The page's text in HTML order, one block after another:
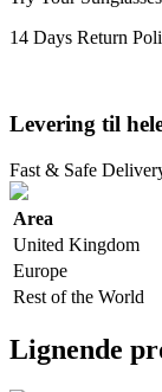
14 Days Return
Levering til
Fast & Safe
Area
United Kingdom
Europe
Rest of the World
Lignende